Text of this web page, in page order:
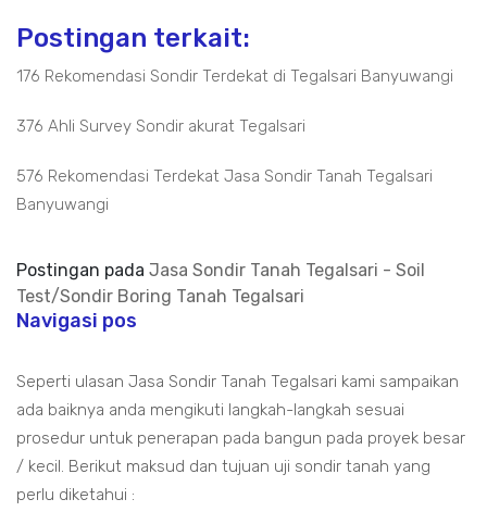
Postingan terkait:
176 Rekomendasi Sondir Terdekat di Tegalsari Banyuwangi
376 Ahli Survey Sondir akurat Tegalsari
576 Rekomendasi Terdekat Jasa Sondir Tanah Tegalsari
Banyuwangi
Postingan pada Jasa Sondir Tanah Tegalsari - Soil
Test/Sondir Boring Tanah Tegalsari
Navigasi pos
Seperti ulasan Jasa Sondir Tanah Tegalsari kami sampaikan
ada baiknya anda mengikuti langkah-langkah sesuai
prosedur untuk penerapan pada bangun pada proyek besar
/ kecil. Berikut maksud dan tujuan uji sondir tanah yang
perlu diketahui :